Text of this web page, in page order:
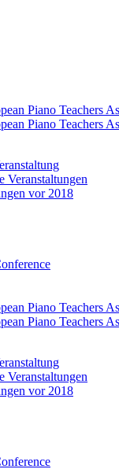
Veranstaltungen
vor 2018
Veranstaltungen
vor 2018